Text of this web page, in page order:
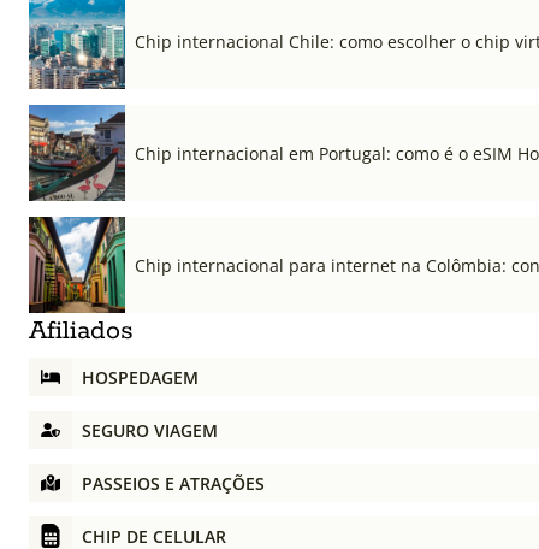
Chip internacional Chile: como escolher o chip
Chip internacional em Portugal: como é o eSIM
Chip internacional para internet na Colômbia:
Afiliados
HOSPEDAGEM
SEGURO VIAGEM
PASSEIOS E ATRAÇÕES
CHIP DE CELULAR